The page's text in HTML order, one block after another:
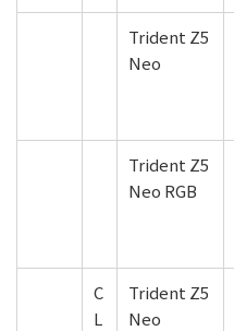
Trident Z5
Neo
Trident Z5
Neo RGB
C
L
Trident Z5
Neo